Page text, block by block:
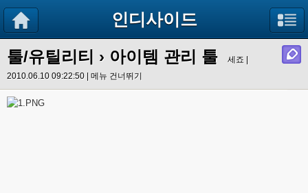
인디사이드
툴/유틸리티 › 아이템 관리 툴
세죠 |
2010.06.10 09:22:50 | 메뉴 건너뛰기